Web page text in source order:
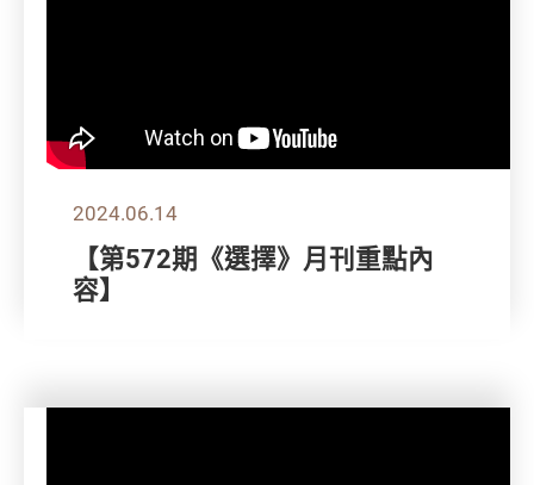
2024.06.14
【第572期《選擇》月刊重點內
容】